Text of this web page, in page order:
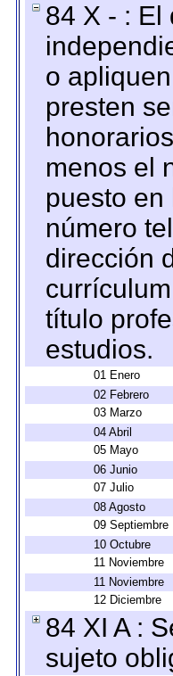
84 X - : El
o
presten
menos el
puesto
número
dirección
título
estudios.
01 Enero
02 Febrero
03 Marzo
04 Abril
05 Mayo
06 Junio
07 Julio
08 Agosto
09 Septiembre
10 Octubre
11 Noviembre
11 Noviembre
12 Diciembre
84 XI A :
sujeto